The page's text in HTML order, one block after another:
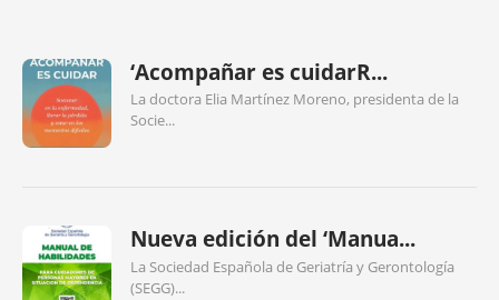
‘Acompañar es cuidarR...
La doctora Elia Martínez Moreno, presidenta de la
Socie...
Nueva edición del ‘Manua...
La Sociedad Española de Geriatría y Gerontología
(SEGG)...